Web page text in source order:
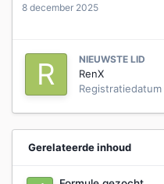
8 december 2025
NIEUWSTE LID
RenX
Registratiedatum
Gerelateerde inhoud